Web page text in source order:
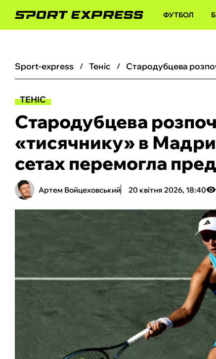
ФУТБОЛ
sport-express теніс
ТЕНІС
Стародубцева
«тисячнику» в
сетах перемогла
Артем Войцеховський 20 квітня 2026, 18:40